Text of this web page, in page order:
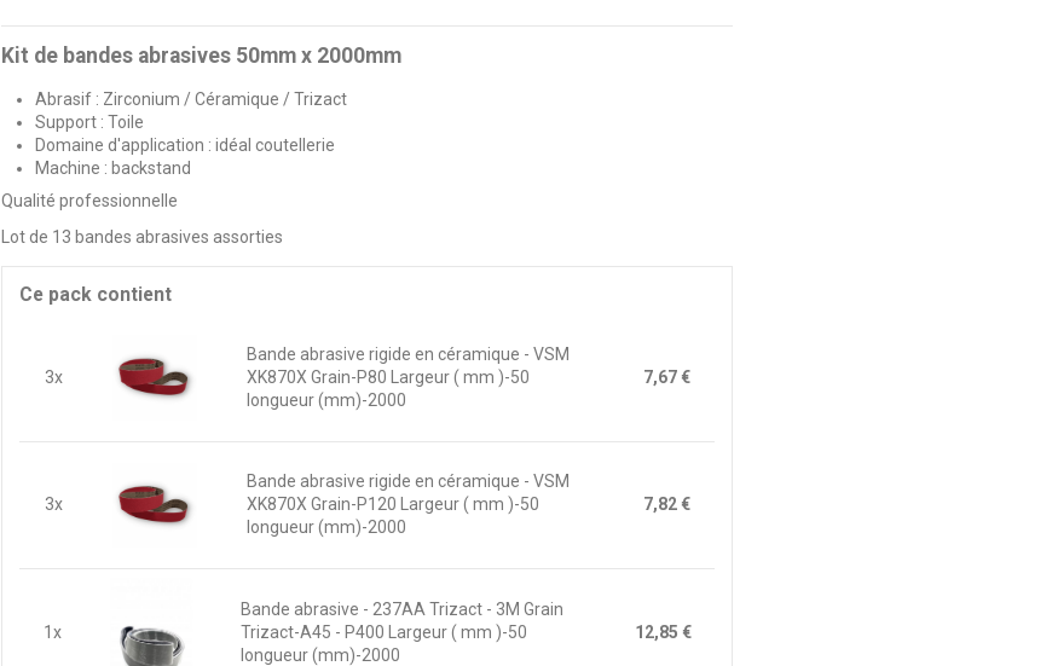
Kit de bandes abrasives 50mm x 2000mm
Abrasif : Zirconium / Céramique / Trizact
Support : Toile
Domaine d'application : idéal coutellerie
Machine : backstand
Qualité professionnelle
Lot de 13 bandes abrasives assorties
Ce pack contient
3x
Bande abrasive rigide en céramique - VSM
XK870X Grain-P80 Largeur ( mm )-50
longueur (mm)-2000
7,67 €
3x
Bande abrasive rigide en céramique - VSM
XK870X Grain-P120 Largeur ( mm )-50
longueur (mm)-2000
7,82 €
1x
Bande abrasive - 237AA Trizact - 3M Grain
Trizact-A45 - P400 Largeur ( mm )-50
longueur (mm)-2000
12,85 €